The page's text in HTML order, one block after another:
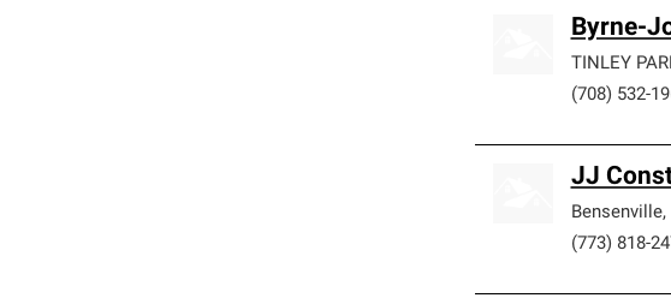
Byrne-
TINLEY
(708) 532-
JJ
Bensenville,
(773) 818-